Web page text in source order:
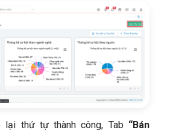
lại thứ tự thành công, Tab “Bán